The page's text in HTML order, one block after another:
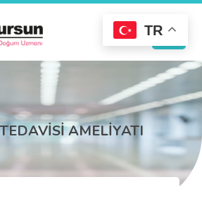
AMELİYATI
TR